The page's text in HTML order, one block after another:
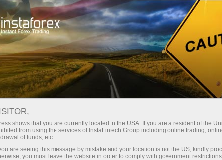
Трейдерлар учун
Савдо шартлари
GOLD
shows that you are currently located in the USA. If you are a resident of the
from using the services of InstaFintech Group including online trading,
of funds, etc.
are seeing this message by mistake and your location is not the US, kindly
you must leave the website in order to comply with government